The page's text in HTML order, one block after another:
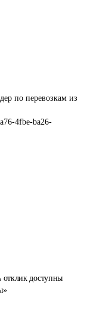
отклик доступны
по перевозкам из
4fbe-ba26-